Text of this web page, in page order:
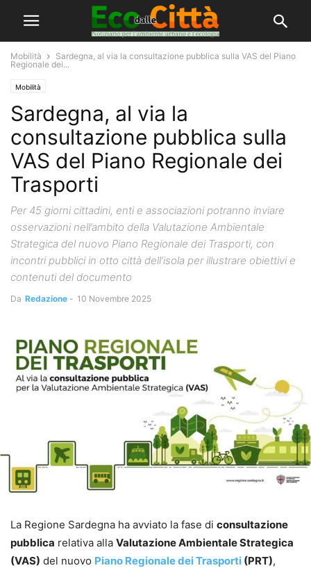
Mobilità
Sardegna, al via la consultazione pubblica sulla VAS del Piano
Regionale dei...
Mobilità
Sardegna, al via la
consultazione pubblica sulla
VAS del Piano Regionale dei
Trasporti
Per 45 giorni cittadini, enti e associazioni potranno inviare
osservazioni nell’ambito della Valutazione Ambientale
Strategica del nuovo Piano Regionale dei Trasporti, con
incontri pubblici in otto città dell’isola per illustrare obiettivi e
contenuti del documento
Da Redazione - 10 Novembre 2025
La Regione Sardegna ha avviato la fase di consultazione
pubblica relativa alla Valutazione Ambientale Strategica
(VAS) del nuovo Piano Regionale dei Trasporti (PRT),